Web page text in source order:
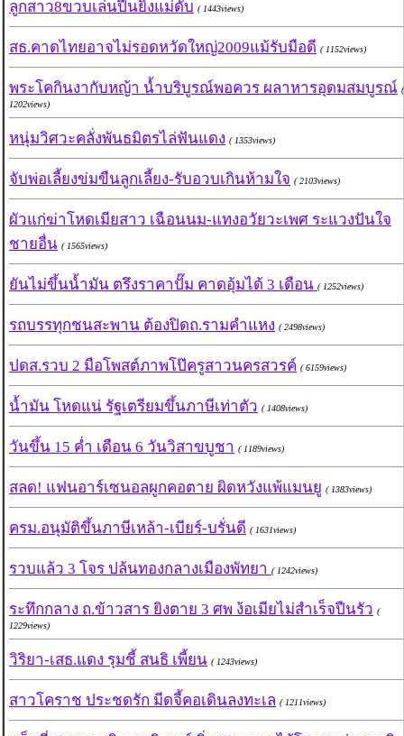
ลูกสาว8ขวบเล่นปืนยิงแม่ดับ ( 1443views)
สธ.คาดไทยอาจไม่รอดหวัดใหญ่2009แม้รับมือดี ( 1152views)
พระโคกินงากับหญ้า น้ำบริบูรณ์พอควร ผลาหารอุดมสมบูรณ์ (
1202views)
หนุ่มวิศวะคลั่งพันธมิตรไล่ฟันแดง ( 1353views)
จับพ่อเลี้ยงข่มขืนลูกเลี้ยง-รับอวบเกินห้ามใจ ( 2103views)
ผัวแก่ฆ่าโหดเมียสาว เฉือนนม-แทงอวัยวะเพศ ระแวงปันใจ
ชายอื่น ( 1565views)
ยันไม่ขึ้นน้ำมัน ตรึงราคาปั๊ม คาดอุ้มได้ 3 เดือน ( 1252views)
รถบรรทุกชนสะพาน ต้องปิดถ.รามคำแหง ( 2498views)
ปดส.รวบ 2 มือโพสต์ภาพโป๊ครูสาวนครสวรค์ ( 6159views)
น้ำมัน โหดแน่ รัฐเตรียมขึ้นภาษีเท่าตัว ( 1408views)
วันขึ้น 15 ค่ำ เดือน 6 วันวิสาขบูชา ( 1189views)
สลด! แฟนอาร์เซนอลผูกคอตาย ผิดหวังแพ้แมนยู ( 1383views)
ครม.อนุมัติขึ้นภาษีเหล้า-เบียร์-บรั่นดี ( 1631views)
รวบแล้ว 3 โจร ปล้นทองกลางเมืองพัทยา ( 1242views)
ระทึกกลาง ถ.ข้าวสาร ยิงตาย 3 ศพ ง้อเมียไม่สำเร็จปืนรัว (
1229views)
วิริยา-เสธ.แดง รุมชี้ สนธิ เพี้ยน ( 1243views)
สาวโคราช ประชดรัก มีดจี้คอเดินลงทะเล ( 1211views)